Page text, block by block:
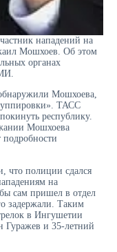
нападений на
Мошхоев. Об этом
органах
Мошхоева,
ТАСС
республику.
Мошхоева
что полиции сдался
на
сам пришел в отдел
задержали. Таким
в Ингушетии
Гуражев и 35-летний